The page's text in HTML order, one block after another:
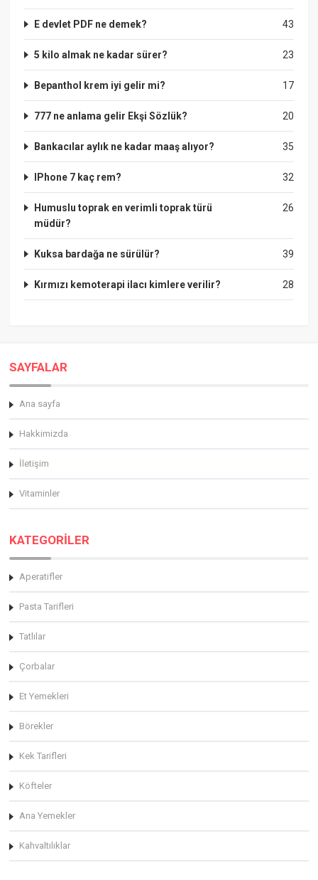
43
E devlet PDF ne demek?
23
5 kilo almak ne kadar sürer?
17
Bepanthol krem iyi gelir mi?
20
777 ne anlama gelir Ekşi Sözlük?
35
Bankacılar aylık ne kadar maaş alıyor?
32
IPhone 7 kaç rem?
26
Humuslu toprak en verimli toprak türü
müdür?
39
Kuksa bardağa ne sürülür?
28
Kırmızı kemoterapi ilacı kimlere verilir?
SAYFALAR
Ana sayfa
Hakkimizda
İletişim
Vitaminler
KATEGORİLER
Aperatifler
Pasta Tarifleri
Tatlılar
Çorbalar
Et Yemekleri
Börekler
Kek Tarifleri
Köfteler
Ana Yemekler
Kahvaltılıklar